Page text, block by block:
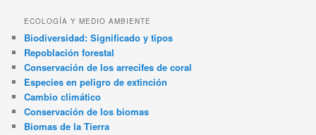
ECOLOGÍA Y MEDIO AMBIENTE
Biodiversidad: Significado y tipos
Repoblación forestal
Conservación de los arrecifes de coral
Especies en peligro de extinción
Cambio climático
Conservación de los biomas
Biomas de la Tierra